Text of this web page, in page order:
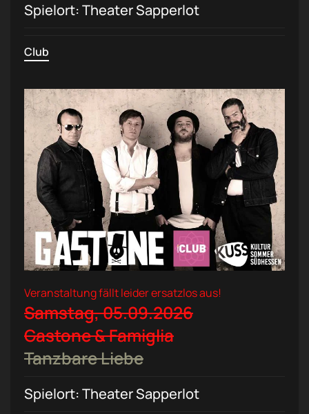
Spielort: Theater Sapperlot
Club
Veranstaltung fällt leider ersatzlos aus!
Samstag, 05.09.2026
Gastone & Famiglia
Tanzbare Liebe
Spielort: Theater Sapperlot